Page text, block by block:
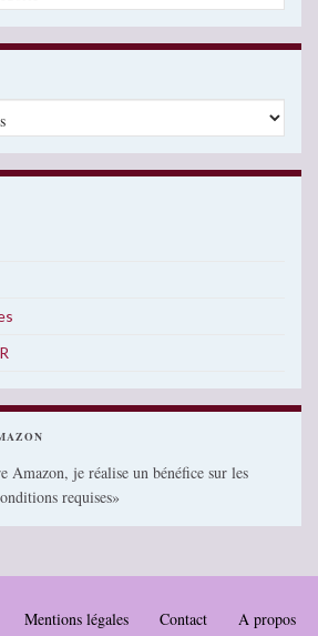
Amazon, je réalise un bénéfice sur les
requises»
Mentions légales Contact A propos